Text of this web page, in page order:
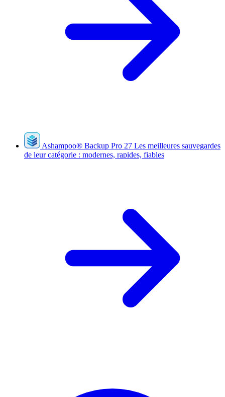
Ashampoo® Backup Pro 27 Les meilleures sauvegardes
de leur catégorie : modernes, rapides, fiables